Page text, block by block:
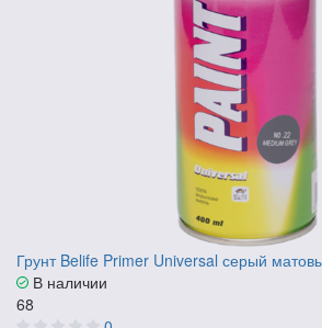
Грунт Belife Primer Universal серый
В наличии
68